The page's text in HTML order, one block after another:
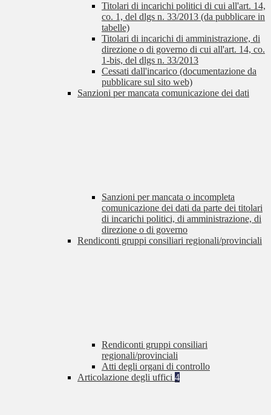
Titolari di incarichi politici di cui all'art. 14,
co. 1, del dlgs n. 33/2013 (da pubblicare in
tabelle)
Titolari di incarichi di amministrazione, di
direzione o di governo di cui all'art. 14, co.
1-bis, del dlgs n. 33/2013
Cessati dall'incarico (documentazione da
pubblicare sul sito web)
Sanzioni per mancata comunicazione dei dati
Sanzioni per mancata o incompleta
comunicazione dei dati da parte dei titolari
di incarichi politici, di amministrazione, di
direzione o di governo
Rendiconti gruppi consiliari regionali/provinciali
Rendiconti gruppi consiliari
regionali/provinciali
Atti degli organi di controllo
Articolazione degli uffici 4